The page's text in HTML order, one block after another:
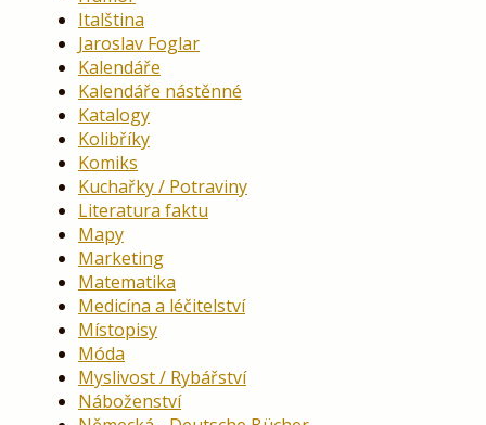
Italština
Jaroslav Foglar
Kalendáře
Kalendáře nástěnné
Katalogy
Kolibříky
Komiks
Kuchařky / Potraviny
Literatura faktu
Mapy
Marketing
Matematika
Medicína a léčitelství
Místopisy
Móda
Myslivost / Rybářství
Náboženství